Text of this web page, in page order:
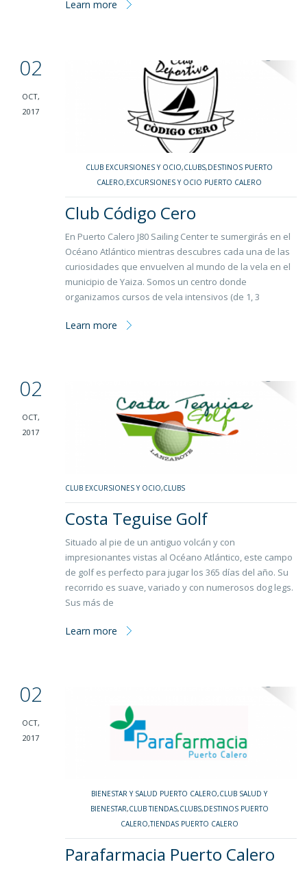
Learn more
02
OCT,
2017
CLUB EXCURSIONES Y OCIO,CLUBS,DESTINOS PUERTO
CALERO,EXCURSIONES Y OCIO PUERTO CALERO
Club Código Cero
En Puerto Calero J80 Sailing Center te sumergirás en el
Océano Atlántico mientras descubres cada una de las
curiosidades que envuelven al mundo de la vela en el
municipio de Yaiza. Somos un centro donde
organizamos cursos de vela intensivos (de 1, 3
Learn more
02
OCT,
2017
CLUB EXCURSIONES Y OCIO,CLUBS
Costa Teguise Golf
Situado al pie de un antiguo volcán y con
impresionantes vistas al Océano Atlántico, este campo
de golf es perfecto para jugar los 365 días del año. Su
recorrido es suave, variado y con numerosos dog legs.
Sus más de
Learn more
02
OCT,
2017
BIENESTAR Y SALUD PUERTO CALERO,CLUB SALUD Y
BIENESTAR,CLUB TIENDAS,CLUBS,DESTINOS PUERTO
CALERO,TIENDAS PUERTO CALERO
Parafarmacia Puerto Calero